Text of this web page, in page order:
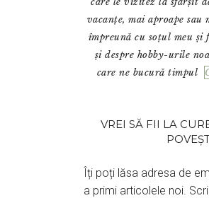
vacanțe, mai aproape sau
împreună cu soțul meu și
și despre hobby-urile
care ne bucură timpul
VREI SĂ FII LA
Îți poți lăsa adresa de
a primi articolele noi.